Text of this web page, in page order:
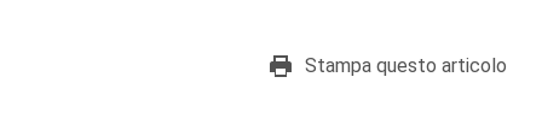
Stampa questo articolo